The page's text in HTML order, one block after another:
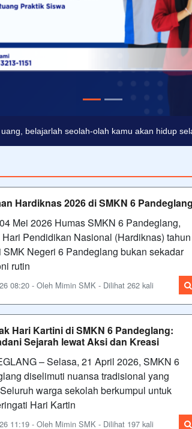
hal besar selalu berawal dari langkah kecil.
belajarlah seolah-olah kamu akan hidup
Hardiknas 2026 di SMKN 6
Mei 2026 Humas SMKN 6 Pandeglang,
Hari Pendidikan Nasional (Hardiknas) tahun
SMK Negeri 6 Pandeglang bukan sekadar
rutin
08:20 - Oleh Mimin SMK - Dilihat 262 kali
Hari Kartini di SMKN 6 Pandeglang:
Sejarah lewat Aksi dan Kreasi
– Selasa, 21 April 2026, SMKN 6
diselimuti nuansa tradisional yang
warga sekolah berkumpul untuk
Hari Kartin
11:19 - Oleh Mimin SMK - Dilihat 197 kali